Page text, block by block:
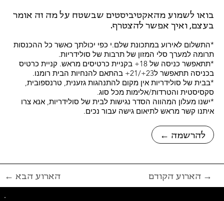
← להרשמה
בואו לשמוע מהאקטיביסטים שבשטח על מה זה אומר
בעצם, ואיך אפשר להצטרף.
*התשלום לאירוע במתכונת שלם.י כפי יכולתך כאשר כל ההכנסות
תרומה למערך סלי המזון של תרבות של סולידריות.
*תתאפשר כניסה של 18+ בקניית כרטיסים מראש. קניית כרטיס
בכניסה תתאפשר ל23+/21+ בהתאם להנחיות הבית רומנו.
*בבית של סולידריות אין מקום להתנהגות גזענית, טרנספובית,
סקסיסטית והטרדות/אלימות מכל סוג.
*ישנו מעלון המהווה הסדר נגישות לבית של סולידריות, אנא צרו
איתנו קשר מראש לתיאום גישה עבור נכים.
← הארוע הבא הארוע הקודם →